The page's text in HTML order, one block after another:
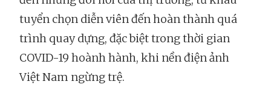
tuyển chọn diễn viên đến hoàn thành quá
trình quay dựng, đặc biệt trong thời gian
COVID-19 hoành hành, khi nền điện ảnh
Việt Nam ngừng trệ.